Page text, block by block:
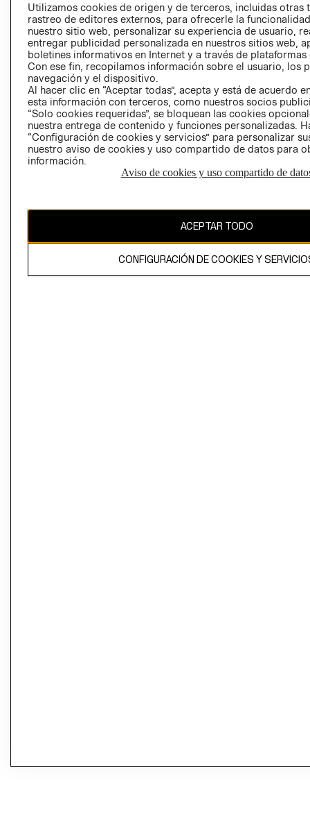
AVISO DE
PRIVACIDAD
GIFT CARD
El contenido de esta página web está protegido por copyright y es
Utilizamos cookies de origen y de terceros, incluidas otras
rastreo de editores externos, para ofrecerle la
nuestro sitio web, personalizar su experiencia de usuario,
entregar publicidad personalizada en nuestros sitios web,
boletines informativos en Internet y a través de plataformas
Con ese fin, recopilamos información sobre el usuario, los
navegación y el dispositivo.
Al hacer clic en “Aceptar todas”, acepta y está de acuerdo
esta información con terceros, como nuestros socios
“Solo cookies requeridas”, se bloquean las cookies
nuestra entrega de contenido y funciones personalizadas.
“Configuración de cookies y servicios” para personalizar
nuestro aviso de cookies y uso compartido de datos para
información.
Aviso de cookies y uso compartido de
ACEPTAR TODO
CONFIGURACIÓN DE COOKIES Y